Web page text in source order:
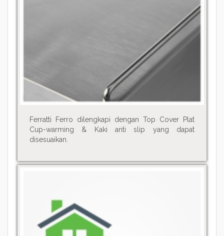
Ferratti Ferro dilengkapi dengan Top Cover Plat
Cup-warming & Kaki anti slip yang dapat
disesuaikan.